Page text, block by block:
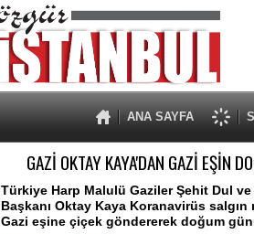
ANA SAYFA
GAZİ OKTAY KAYA'DAN GAZİ EŞİN
Türkiye Harp Malulü Gaziler Şehit Dul
Başkanı Oktay Kaya Koranavirüs
Gazi eşine çiçek göndererek doğum